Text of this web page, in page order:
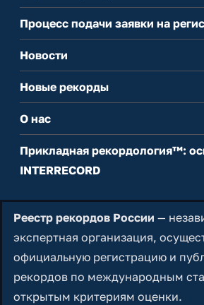
Процесс подачи заявки на
Новости
Новые рекорды
О нас
Прикладная рекордология™:
INTERRECORD
Реестр рекордов России —
экспертная организация,
официальную регистрацию и
рекордов по международным
открытым критериям оценки.